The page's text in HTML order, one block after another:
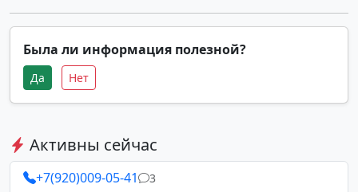
Была ли информация полезной?
Да Нет
Активны сейчас
+7(920)009-05-41 3